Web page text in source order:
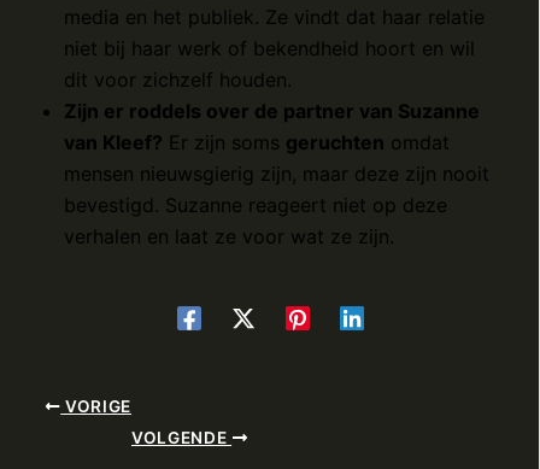
media en het publiek. Ze vindt dat haar relatie
niet bij haar werk of bekendheid hoort en wil
dit voor zichzelf houden.
Zijn er roddels over de partner van Suzanne
van Kleef? Er zijn soms geruchten omdat
mensen nieuwsgierig zijn, maar deze zijn nooit
bevestigd. Suzanne reageert niet op deze
verhalen en laat ze voor wat ze zijn.
VORIGE
VOLGENDE